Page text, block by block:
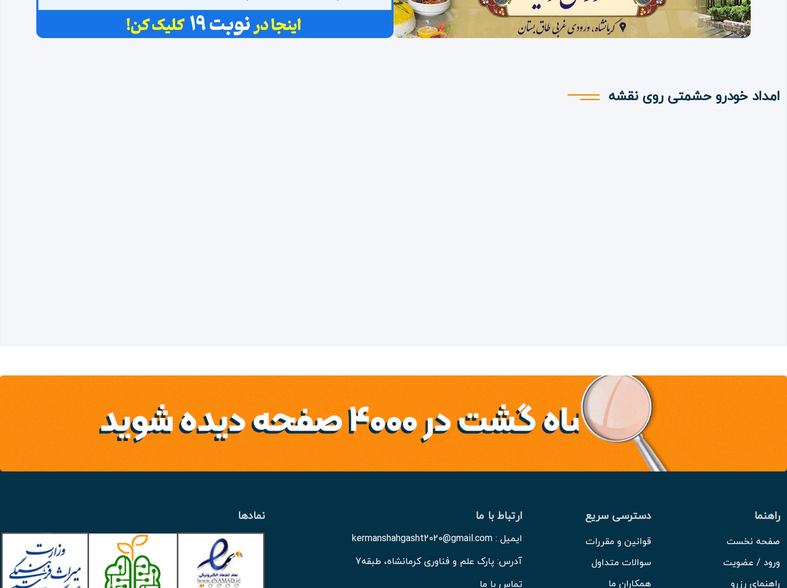
امداد خودرو حشمتی روی نقشه
راهنما
صفحه نخست
ورود / عضویت
راهنمای رزرو
دسترسی سریع
قوانین و مقررات
سوالات متداول
همکاران ما
ارتباط با ما
ایمیل : kermanshahgasht2020@gmail.com
آدرس: پارک علم و فناوری کرمانشاه، طبقه7
تماس با ما
نمادها